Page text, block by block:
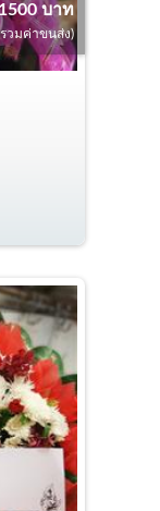
บาท
วมค่าขนส่ง)